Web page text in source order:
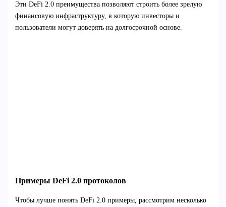
Эти DeFi 2.0 преимущества позволяют строить более зрелую
финансовую инфраструктуру, в которую инвесторы и
пользователи могут доверять на долгосрочной основе.
Примеры DeFi 2.0 протоколов
Чтобы лучше понять DeFi 2.0 примеры, рассмотрим несколько